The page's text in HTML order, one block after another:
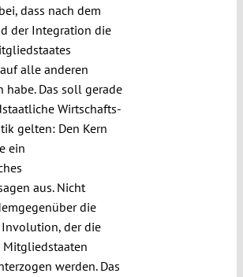
dass nach dem
der Integration die
alle anderen
habe. Das soll gerade
Wirtschafts-
gelten: Den Kern
ein
aus. Nicht
die
der die
werden. Das